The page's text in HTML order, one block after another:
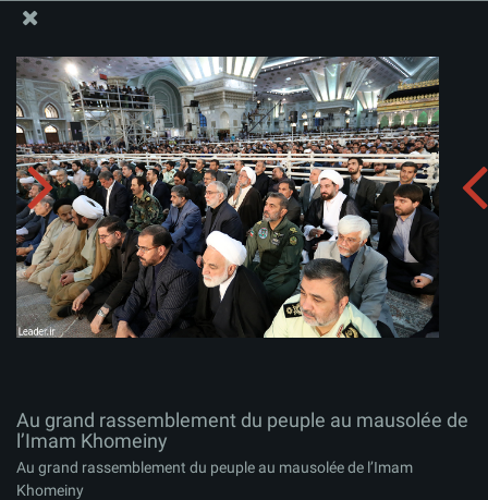
Au grand rassemblement du peuple au mausolée de
l’Imam Khomeiny
Télécharger l'album:
Au grand rassemblement du peuple au mausolée de
l’Imam Khomeiny
Au grand rassemblement du peuple au mausolée de l’Imam
Khomeiny